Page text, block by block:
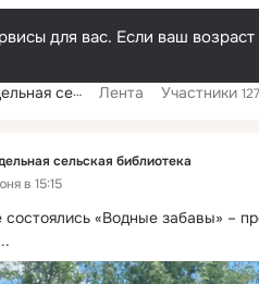
для вас. Если ваш
библиотека Лента Участники 127
сельская библиотека
в 15:15
«Водные забавы» –